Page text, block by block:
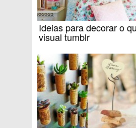
Ideias para decorar o
visual tumblr